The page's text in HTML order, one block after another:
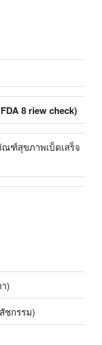
8 riew check)
ฑ์สุขภาพเบ็ดเสร็จ
)
ชกรรม)